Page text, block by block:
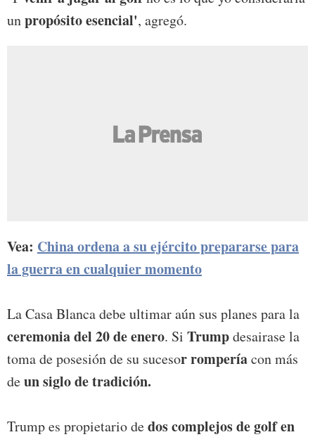
unpropósito esencial', agregó.
Vea: China ordena a su ejército prepararse para
la guerra en cualquier momento
La Casa Blanca debe ultimar aún sus planes para la
ceremonia del 20 de enero. Si Trumpdesairase la
toma de posesión de su sucesor romperíacon más
deun siglo de tradición.
Trump es propietario dedos complejos de golf en